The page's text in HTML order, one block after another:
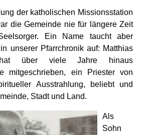
der katholischen Missionsstation
die Gemeinde nie für längere Zeit
Ein Name taucht aber
unserer Pfarrchronik auf: Matthias
über viele Jahre hinaus
mitgeschrieben, ein Priester von
Ausstrahlung, beliebt und
Stadt und Land.
Als
Sohn